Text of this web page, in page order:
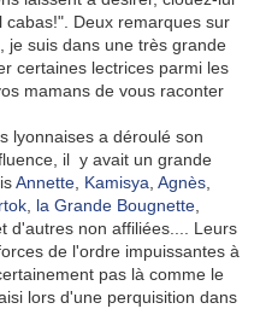
Deux remarques sur
je suis dans une très grande
certaines lectrices parmi les
mamans de vous raconter
lyonnaises a déroulé son
il y avait un grande
Annette Kamisya Agnès
la Grande Bougnette
d'autres non affiliées.... Leurs
de l'ordre impuissantes à
pas là comme le
lors d'une perquisition dans